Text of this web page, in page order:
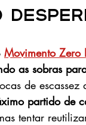
Movimento Zero
as sobras
de escassez
partido de
tentar